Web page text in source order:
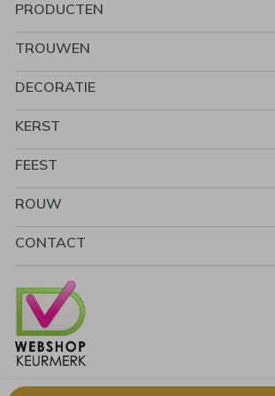
PRODUCTEN
TROUWEN
DECORATIE
KERST
FEEST
ROUW
CONTACT